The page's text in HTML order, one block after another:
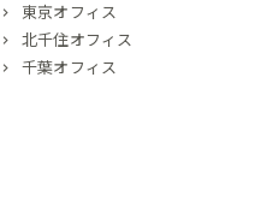
東京オフィス
北千住オフィス
千葉オフィス